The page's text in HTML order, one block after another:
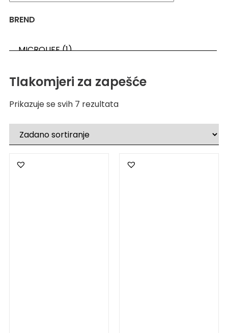
BREND
Tlakomjeri za zapešće
Prikazuje se svih 7 rezultata